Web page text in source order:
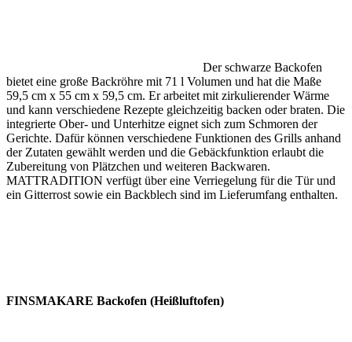
Der schwarze Backofen
bietet eine große Backröhre mit 71 l Volumen und hat die Maße
59,5 cm x 55 cm x 59,5 cm. Er arbeitet mit zirkulierender Wärme
und kann verschiedene Rezepte gleichzeitig backen oder braten. Die
integrierte Ober- und Unterhitze eignet sich zum Schmoren der
Gerichte. Dafür können verschiedene Funktionen des Grills anhand
der Zutaten gewählt werden und die Gebäckfunktion erlaubt die
Zubereitung von Plätzchen und weiteren Backwaren.
MATTRADITION verfügt über eine Verriegelung für die Tür und
ein Gitterrost sowie ein Backblech sind im Lieferumfang enthalten.
FINSMAKARE Backofen (Heißluftofen)